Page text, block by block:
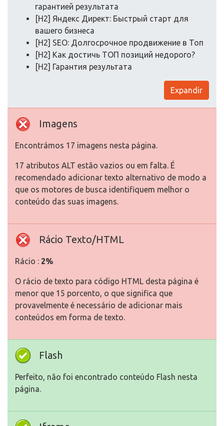
гарантией результата
[H2] Яндекс Директ: Быстрый старт для
вашего бизнеса
[H2] SEO: Долгосрочное продвижение в Топ
[H2] Как достичь ТОП позиций недорого?
[H2] Гарантия результата
Expandir
Imagens
Encontrámos 17 imagens nesta página.
17 atributos ALT estão vazios ou em falta. É
recomendado adicionar texto alternativo de modo a
que os motores de busca identifiquem melhor o
conteúdo das suas imagens.
Rácio Texto/HTML
Rácio : 2%
O rácio de texto para código HTML desta página é
menor que 15 porcento, o que significa que
provavelmente é necessário de adicionar mais
conteúdos em forma de texto.
Flash
Perfeito, não foi encontrado conteúdo Flash nesta
página.